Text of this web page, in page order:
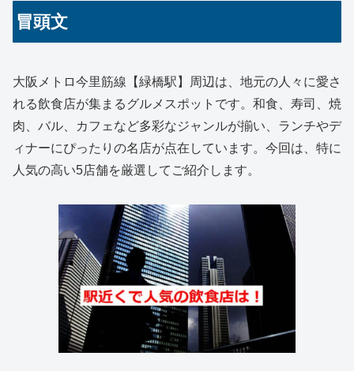
冒頭文
大阪メトロ今里筋線【緑橋駅】周辺は、地元の人々に愛さ
れる飲食店が集まるグルメスポットです。和食、寿司、焼
肉、バル、カフェなど多彩なジャンルが揃い、ランチやデ
ィナーにぴったりの名店が点在しています。今回は、特に
人気の高い5店舗を厳選してご紹介します。